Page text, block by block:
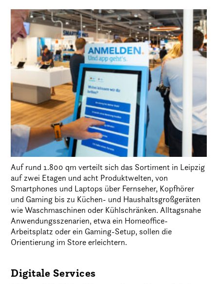
Auf rund 1.800 qm verteilt sich das Sortiment in Leipzig
auf zwei Etagen und acht Produktwelten, von
Smartphones und Laptops über Fernseher, Kopfhörer
und Gaming bis zu Küchen- und Haushaltsgroßgeräten
wie Waschmaschinen oder Kühlschränken. Alltagsnahe
Anwendungsszenarien, etwa ein Homeoffice-
Arbeitsplatz oder ein Gaming-Setup, sollen die
Orientierung im Store erleichtern.
Digitale Services